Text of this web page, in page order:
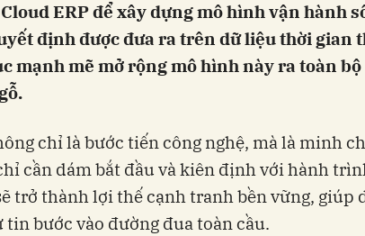
ERP để xây dựng mô hình vận hành
định được đưa ra trên dữ liệu thời gian
mạnh mẽ mở rộng mô hình này ra toàn
chỉ là bước tiến công nghệ, mà là minh
cần dám bắt đầu và kiên định với hành
trở thành lợi thế cạnh tranh bền vững, giúp
tin bước vào đường đua toàn cầu.